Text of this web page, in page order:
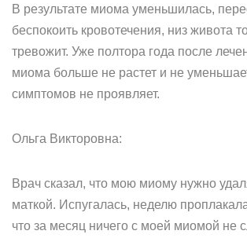
В результате миома уменьшилась,
беспокоить кровотечения, низ живота
тревожит. Уже полтора года после
миома больше не растет и не
симптомов не проявляет.
Ольга Викторовна:
Врач сказал, что мою миому нужно
маткой. Испугалась, неделю
что за месяц ничего с моей миомой не